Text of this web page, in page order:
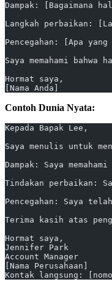
Dampak: [Bagaimana
Langkah perbaikan:
Pencegahan: [Apa
Saya memahami
Hormat saya,
[Nama Anda]
Contoh Dunia Nyata:
Kepada Bapak Lee,
Saya menulis untuk
Dampak: Saya
Tindakan perbaikan:
Pencegahan: Saya
Terima kasih atas
Hormat saya,
Jennifer Park
Account Manager
[Nama Perusahaan]
Kontak langsung: